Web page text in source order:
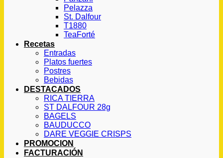
Pelazza
St. Dalfour
T1880
TeaForté
Recetas
Entradas
Platos fuertes
Postres
Bebidas
DESTACADOS
RICA TIERRA
ST DALFOUR 28g
BAGELS
BAUDUCCO
DARE VEGGIE CRISPS
PROMOCION
FACTURACIÓN